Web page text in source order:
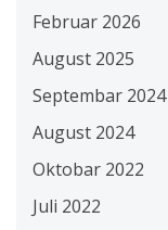
Februar 2026
August 2025
Septembar 2024
August 2024
Oktobar 2022
Juli 2022